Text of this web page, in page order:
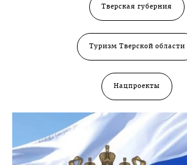
Тверская губерния
Туризм Тверской области
Нацпроекты